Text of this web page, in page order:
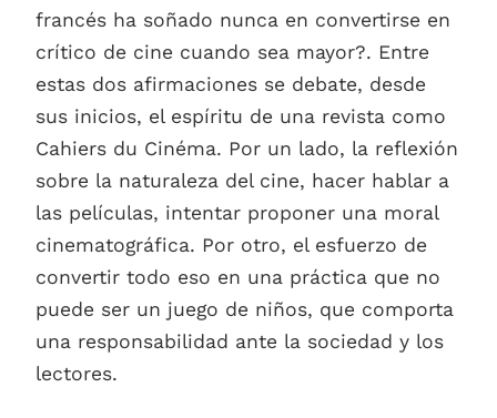
francés ha soñado nunca en convertirse en
crítico de cine cuando sea mayor?. Entre
estas dos afirmaciones se debate, desde
sus inicios, el espíritu de una revista como
Cahiers du Cinéma. Por un lado, la reflexión
sobre la naturaleza del cine, hacer hablar a
las películas, intentar proponer una moral
cinematográfica. Por otro, el esfuerzo de
convertir todo eso en una práctica que no
puede ser un juego de niños, que comporta
una responsabilidad ante la sociedad y los
lectores.